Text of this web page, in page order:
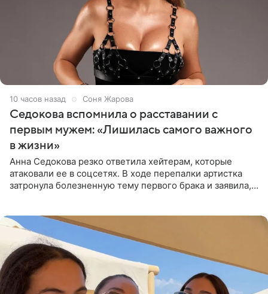
10 часов назад Соня Жарова
Седокова вспомнила о расставании с
первым мужем: «Лишилась самого важного
в жизни»
Анна Седокова резко ответила хейтерам, которые
атаковали ее в соцсетях. В ходе перепалки артистка
затронула болезненную тему первого брака и заявила,